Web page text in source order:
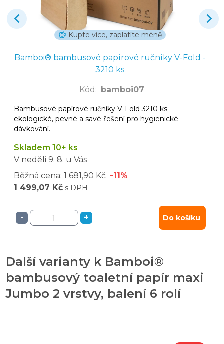
Kupte více, zaplatíte méně
Bamboi® bambusové papírové ručníky V-Fold -
3210 ks
Kód : bamboi07
Bambusové papírové ručníky V-Fold 3210 ks -
ekologické, pevné a savé řešení pro hygienické
dávkování.
Skladem 10+ ks
V neděli 9. 8. u Vás
Běžná cena: 1 681,90 Kč -11%
1 499,07 Kč s DPH
- + Do košíku
Další varianty k Bamboi®
bambusový toaletní papír maxi
Jumbo 2 vrstvy, balení 6 rolí